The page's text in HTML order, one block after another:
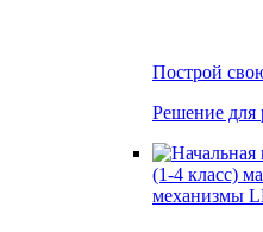
Построй
Решение для